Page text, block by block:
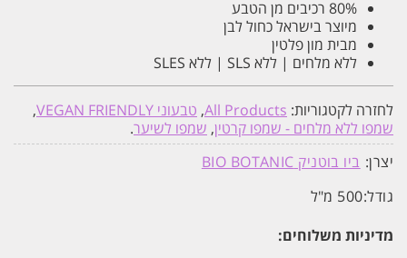
80% רכיבים מן הטבע
מיוצר בישראל כחול לבן
מבית מון פלטין
ללא מלחים | ללא SLS | ללא SLES
לחזרה לקטגוריות: All Products
, טבעוני VEGAN FRIENDLY
,
שמפו ללא מלחים - שמפו קרטין, שמפו לשיער.
יצרן: ביו בוטניק BIO BOTANIC
גודל:500 מ"ל
מדיניות משלוחים: